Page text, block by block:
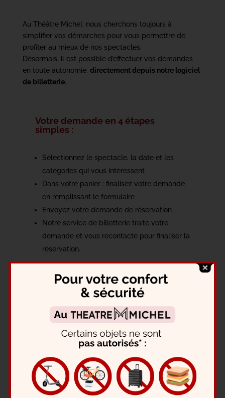
Au Théâtre Michel, nous cherchons toujours à
simplifier vos démarches pour vous permettre de
profiter au mieux de nos spectacles.
Désormais, il est possible d’effectuer vos demandes
en toute autonomie, directement depuis notre logiciel
de billetterie.
Votre demande en 4 étapes
simples :
Sélectionnez le spectacle, la date et les
catégories qui vous intéressent
Dans votre panier : finalisez votre demande
en remplissant le formulaire
Envoyez votre demande de réservation
Notre service de billetterie traite votre
demande et vous recontacte pour finaliser la
réservation.
Réservations groupes & CE
Réservations groupes scolaires
Qui peut bénéficier des tarifs préférentiels ?
Les groupes de plus de
10